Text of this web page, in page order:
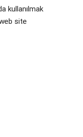
kullanılmak
site